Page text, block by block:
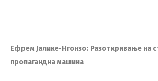
Ефрем Јалике-Нгонзо: Разоткривање на
пропагандна машина